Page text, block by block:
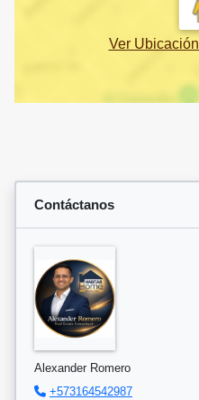
Ver Ubicación
Contáctanos
Alexander Romero
+573164542987